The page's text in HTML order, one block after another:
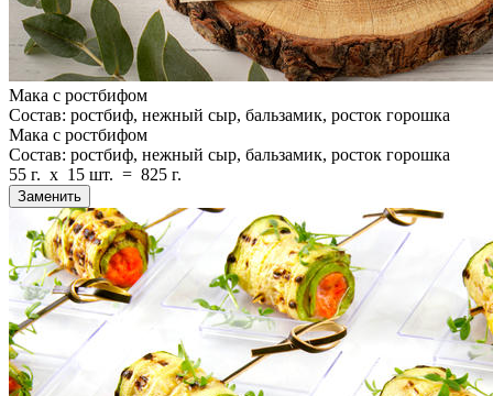
Мака с ростбифом
Состав: ростбиф, нежный сыр, бальзамик, росток горошка
Мака с ростбифом
Состав: ростбиф, нежный сыр, бальзамик, росток горошка
55 г. x 15 шт. = 825 г.
Заменить